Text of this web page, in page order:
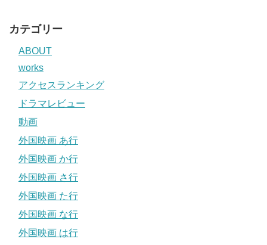
カテゴリー
ABOUT
works
アクセスランキング
ドラマレビュー
動画
外国映画 あ行
外国映画 か行
外国映画 さ行
外国映画 た行
外国映画 な行
外国映画 は行